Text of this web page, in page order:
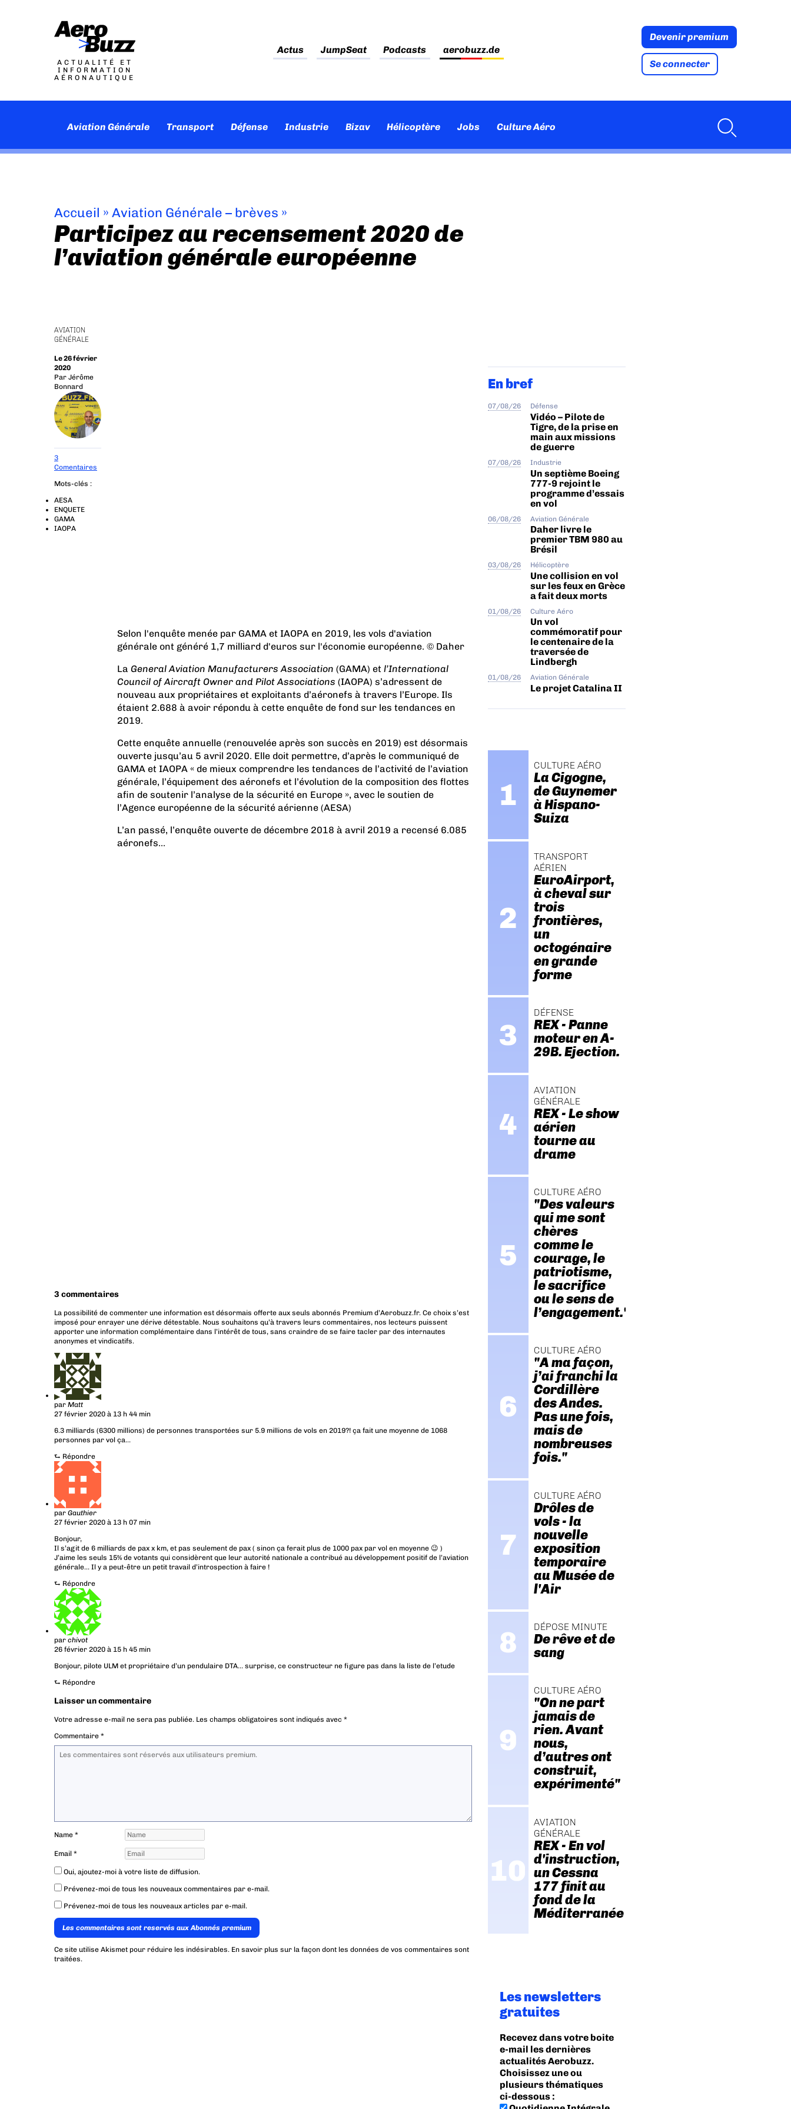
ACTUALITÉ ET
INFORMATION
AÉRONAUTIQUE
Actus JumpSeat Podcasts aerobuzz.de
Devenir premium
Se connecter
Aviation Générale Transport Défense Industrie Bizav Hélicoptère Jobs Culture Aéro
Accueil » Aviation Générale – brèves »
Participez au recensement 2020 de
l’aviation générale européenne
AVIATION
GÉNÉRALE
Le 26 février
2020
Par Jérôme
Bonnard
3
Comentaires
Mots-clés :
AESA
ENQUETE
GAMA
IAOPA
Selon l'enquête menée par GAMA et IAOPA en 2019, les vols d'aviation
générale ont généré 1,7 milliard d'euros sur l'économie européenne. © Daher
La General Aviation Manufacturers Association (GAMA) et l’International
Council of Aircraft Owner and Pilot Associations (IAOPA) s’adressent de
nouveau aux propriétaires et exploitants d’aéronefs à travers l’Europe. Ils
étaient 2.688 à avoir répondu à cette enquête de fond sur les tendances en
2019.
Cette enquête annuelle (renouvelée après son succès en 2019) est désormais
ouverte jusqu’au 5 avril 2020. Elle doit permettre, d’après le communiqué de
GAMA et IAOPA « de mieux comprendre les tendances de l’activité de l’aviation
générale, l’équipement des aéronefs et l’évolution de la composition des flottes
afin de soutenir l’analyse de la sécurité en Europe », avec le soutien de
l’Agence européenne de la sécurité aérienne (AESA)
L’an passé, l’enquête ouverte de décembre 2018 à avril 2019 a recensé 6.085
aéronefs...
3 commentaires
La possibilité de commenter une information est désormais offerte aux seuls abonnés Premium d’Aerobuzz.fr. Ce choix s’est
imposé pour enrayer une dérive détestable. Nous souhaitons qu’à travers leurs commentaires, nos lecteurs puissent
apporter une information complémentaire dans l’intérêt de tous, sans craindre de se faire tacler par des internautes
anonymes et vindicatifs.
par Matt
27 février 2020 à 13 h 44 min
6.3 milliards (6300 millions) de personnes transportées sur 5.9 millions de vols en 2019?! ça fait une moyenne de 1068
personnes par vol ça…
⮑ Répondre
par Gauthier
27 février 2020 à 13 h 07 min
Bonjour,
Il s’agit de 6 milliards de pax x km, et pas seulement de pax ( sinon ça ferait plus de 1000 pax par vol en moyenne 😉 )
J’aime les seuls 15% de votants qui considèrent que leur autorité nationale a contribué au développement positif de l’aviation
générale… Il y a peut-être un petit travail d’introspection à faire !
⮑ Répondre
par chivot
26 février 2020 à 15 h 45 min
Bonjour, pilote ULM et propriétaire d’un pendulaire DTA… surprise, ce constructeur ne figure pas dans la liste de l’etude
⮑ Répondre
Laisser un commentaire
Votre adresse e-mail ne sera pas publiée. Les champs obligatoires sont indiqués avec *
Commentaire *
Name *
Email *
Oui, ajoutez-moi à votre liste de diffusion.
Prévenez-moi de tous les nouveaux commentaires par e-mail.
Prévenez-moi de tous les nouveaux articles par e-mail.
Les commentaires sont reservés aux Abonnés premium
Ce site utilise Akismet pour réduire les indésirables. En savoir plus sur la façon dont les données de vos commentaires sont
traitées.
En bref
07/08/26 Défense
Vidéo – Pilote de
Tigre, de la prise en
main aux missions
de guerre
07/08/26 Industrie
Un septième Boeing
777-9 rejoint le
programme d’essais
en vol
06/08/26 Aviation Générale
Daher livre le
premier TBM 980 au
Brésil
03/08/26 Hélicoptère
Une collision en vol
sur les feux en Grèce
a fait deux morts
01/08/26 Culture Aéro
Un vol
commémoratif pour
le centenaire de la
traversée de
Lindbergh
01/08/26 Aviation Générale
Le projet Catalina II
CULTURE AÉRO
La Cigogne,
de Guynemer
à Hispano-
Suiza
TRANSPORT
AÉRIEN
EuroAirport,
à cheval sur
trois
frontières,
un
octogénaire
en grande
forme
DÉFENSE
REX - Panne
moteur en A-
29B. Ejection.
AVIATION
GÉNÉRALE
REX - Le show
aérien
tourne au
drame
CULTURE AÉRO
"Des valeurs
qui me sont
chères
comme le
courage, le
patriotisme,
le sacrifice
ou le sens de
l’engagement."
CULTURE AÉRO
"A ma façon,
j’ai franchi la
Cordillère
des Andes.
Pas une fois,
mais de
nombreuses
fois."
CULTURE AÉRO
Drôles de
vols - la
nouvelle
exposition
temporaire
au Musée de
l'Air
DÉPOSE MINUTE
De rêve et de
sang
CULTURE AÉRO
"On ne part
jamais de
rien. Avant
nous,
d’autres ont
construit,
expérimenté"
AVIATION
GÉNÉRALE
REX - En vol
d'instruction,
un Cessna
177 finit au
fond de la
Méditerranée
Les newsletters
gratuites
Recevez dans votre boite
e-mail les dernières
actualités Aerobuzz.
Choisissez une ou
plusieurs thématiques
ci-dessous :